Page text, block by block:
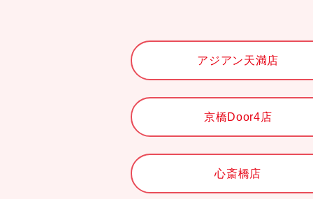
アジアン天満店
京橋Door4店
心斎橋店